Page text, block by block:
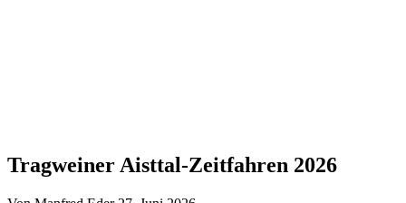
Tragweiner Aisttal-Zeitfahren 2026